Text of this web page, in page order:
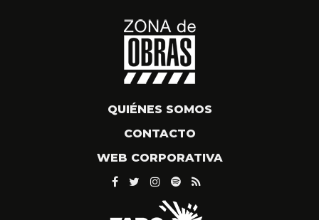
QUIÉNES SOMOS
CONTACTO
WEB CORPORATIVA